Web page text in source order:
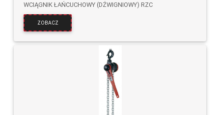
WCIĄGNIK ŁAŃCUCHOWY (DŹWIGNIOWY) RZC
ZOBACZ